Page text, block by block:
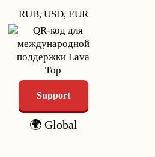
RUB, USD, EUR
Support
🌍 Global